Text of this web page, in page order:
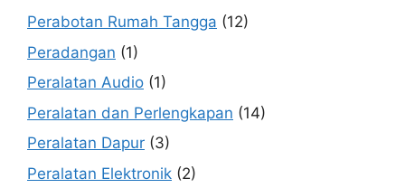
Perabotan Rumah Tangga (12)
Peradangan (1)
Peralatan Audio (1)
Peralatan dan Perlengkapan (14)
Peralatan Dapur (3)
Peralatan Elektronik (2)